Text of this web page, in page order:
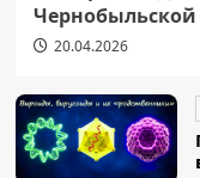
20.04.2026